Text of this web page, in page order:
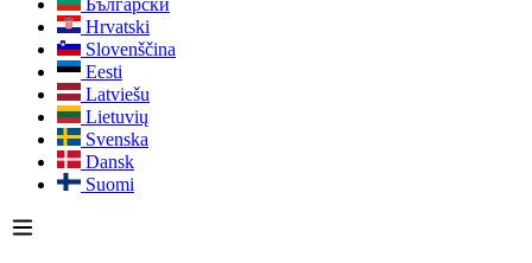
Български
Hrvatski
Slovenščina
Eesti
Latviešu
Lietuvių
Svenska
Dansk
Suomi